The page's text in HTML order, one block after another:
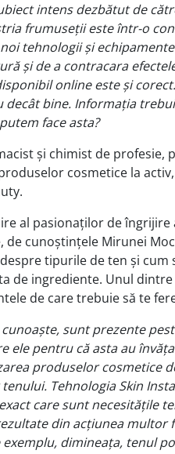
intens dezbătut de
frumuseții este într-o
tehnologii și
și de a contracara
online este și
bine. Informația
face asta?
și chimist de
cosmetice la
al pasionaților de îngrijire
de cunoștințele Mirunei
tipurile de ten și cum
de ingrediente. Unul
de care trebuie să te
sunt prezente
ele pentru că asta au
produselor cosmetice
Tehnologia Skin
care sunt necesitățile
din acțiunea
dimineața, tenul